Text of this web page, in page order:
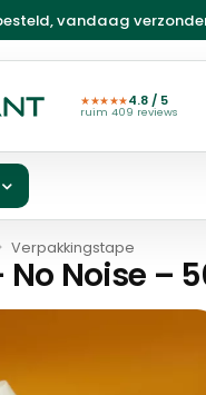
vandaag
★★★★★4.8 / 5
ruim 409 reviews
Verpakkingstape
No Noise –